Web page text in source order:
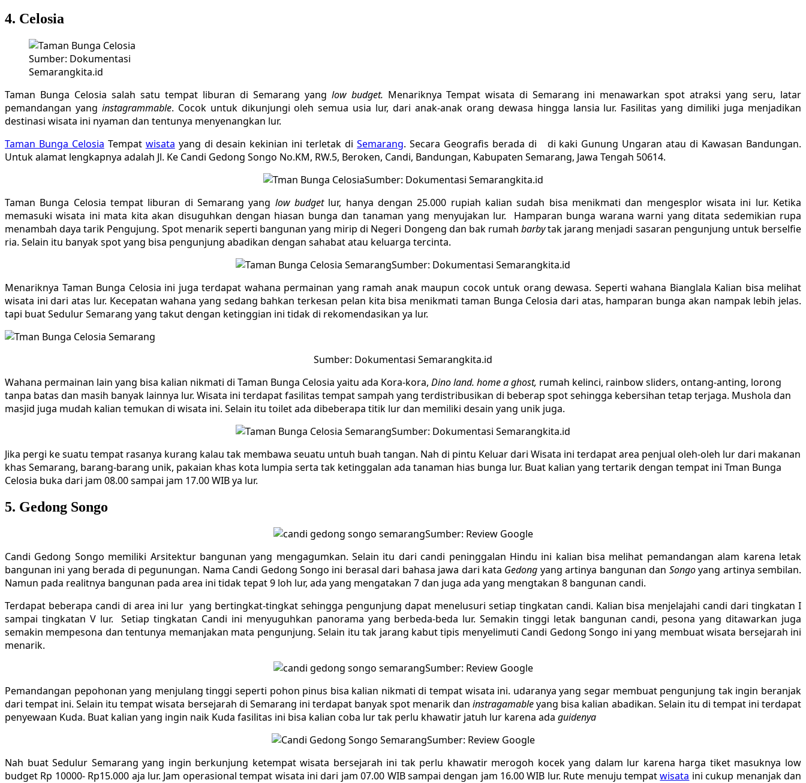
4. Celosia
Sumber: Dokumentasi
Semarangkita.id
Taman Bunga Celosia salah satu tempat liburan di Semarang yang low budget. Menariknya Tempat wisata di Semarang ini menawarkan spot atraksi yang seru, latar
pemandangan yang instagrammable. Cocok untuk dikunjungi oleh semua usia lur, dari anak-anak orang dewasa hingga lansia lur. Fasilitas yang dimiliki juga menjadikan
destinasi wisata ini nyaman dan tentunya menyenangkan lur.
Taman Bunga Celosia Tempat wisata yang di desain kekinian ini terletak diSemarang. Secara Geografis berada di di kaki Gunung Ungaran atau di Kawasan Bandungan.
Untuk alamat lengkapnya adalah Jl. Ke Candi Gedong Songo No.KM, RW.5, Beroken, Candi, Bandungan, Kabupaten Semarang, Jawa Tengah 50614.
Sumber: Dokumentasi Semarangkita.id
Taman Bunga Celosia tempat liburan di Semarang yang low budgetlur, hanya dengan 25.000 rupiah kalian sudah bisa menikmati dan mengesplor wisata ini lur. Ketika
memasuki wisata ini mata kita akan disuguhkan dengan hiasan bunga dan tanaman yang menyujakan lur. Hamparan bunga warana warni yang ditata sedemikian rupa
menambah daya tarik Pengujung. Spot menarik seperti bangunan yang mirip di Negeri Dongeng dan bak rumahbarbytak jarang menjadi sasaran pengunjung untuk berselfie
ria. Selain itu banyak spot yang bisa pengunjung abadikan dengan sahabat atau keluarga tercinta.
Sumber: Dokumentasi Semarangkita.id
Menariknya Taman Bunga Celosia ini juga terdapat wahana permainan yang ramah anak maupun cocok untuk orang dewasa. Seperti wahana Bianglala Kalian bisa melihat
wisata ini dari atas lur. Kecepatan wahana yang sedang bahkan terkesan pelan kita bisa menikmati taman Bunga Celosia dari atas, hamparan bunga akan nampak lebih jelas.
tapi buat Sedulur Semarang yang takut dengan ketinggian ini tidak di rekomendasikan ya lur.
Sumber: Dokumentasi Semarangkita.id
Wahana permainan lain yang bisa kalian nikmati di Taman Bunga Celosia yaitu ada Kora-kora, Dino land. home a ghost, rumah kelinci, rainbow sliders, ontang-anting, lorong
tanpa batas dan masih banyak lainnya lur. Wisata ini terdapat fasilitas tempat sampah yang terdistribusikan di beberap spot sehingga kebersihan tetap terjaga. Mushola dan
masjid juga mudah kalian temukan di wisata ini. Selain itu toilet ada dibeberapa titik lur dan memiliki desain yang unik juga.
Sumber: Dokumentasi Semarangkita.id
Jika pergi ke suatu tempat rasanya kurang kalau tak membawa seuatu untuh buah tangan. Nah di pintu Keluar dari Wisata ini terdapat area penjual oleh-oleh lur dari makanan
khas Semarang, barang-barang unik, pakaian khas kota lumpia serta tak ketinggalan ada tanaman hias bunga lur. Buat kalian yang tertarik dengan tempat ini Tman Bunga
Celosia buka dari jam 08.00 sampai jam 17.00 WIB ya lur.
5. Gedong Songo
Sumber: Review Google
Candi Gedong Songo memiliki Arsitektur bangunan yang mengagumkan. Selain itu dari candi peninggalan Hindu ini kalian bisa melihat pemandangan alam karena letak
bangunan ini yang berada di pegunungan. Nama Candi Gedong Songo ini berasal dari bahasa jawa dari kata Gedong yang artinya bangunan dan Songoyang artinya sembilan.
Namun pada realitnya bangunan pada area ini tidak tepat 9 loh lur, ada yang mengatakan 7 dan juga ada yang mengtakan 8 bangunan candi.
Terdapat beberapa candi di area ini lur yang bertingkat-tingkat sehingga pengunjung dapat menelusuri setiap tingkatan candi. Kalian bisa menjelajahi candi dari tingkatan I
sampai tingkatan V lur. Setiap tingkatan Candi ini menyuguhkan panorama yang berbeda-beda lur. Semakin tinggi letak bangunan candi, pesona yang ditawarkan juga
semakin mempesona dan tentunya memanjakan mata pengunjung. Selain itu tak jarang kabut tipis menyelimuti Candi Gedong Songo ini yang membuat wisata bersejarah ini
menarik.
Sumber: Review Google
Pemandangan pepohonan yang menjulang tinggi seperti pohon pinus bisa kalian nikmati di tempat wisata ini. udaranya yang segar membuat pengunjung tak ingin beranjak
dari tempat ini. Selain itu tempat wisata bersejarah di Semarang ini terdapat banyak spot menarik daninstragamableyang bisa kalian abadikan. Selain itu di tempat ini terdapat
penyewaan Kuda. Buat kalian yang ingin naik Kuda fasilitas ini bisa kalian coba lur tak perlu khawatir jatuh lur karena ada guidenya
Sumber: Review Google
Nah buat Sedulur Semarang yang ingin berkunjung ketempat wisata bersejarah ini tak perlu khawatir merogoh kocek yang dalam lur karena harga tiket masuknya low
budget Rp 10000- Rp15.000 aja lur. Jam operasional tempat wisata ini dari jam 07.00 WIB sampai dengan jam 16.00 WIB lur. Rute menuju tempatwisata ini cukup menanjak dan